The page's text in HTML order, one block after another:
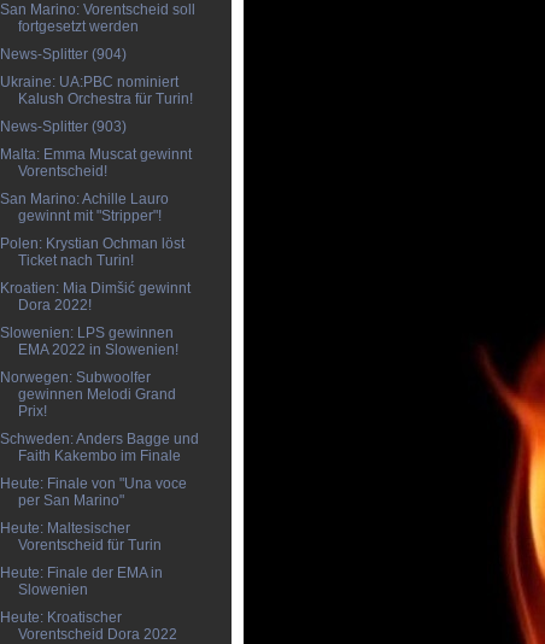
San Marino: Vorentscheid soll
fortgesetzt werden
News-Splitter (904)
Ukraine: UA:PBC nominiert
Kalush Orchestra für Turin!
News-Splitter (903)
Malta: Emma Muscat gewinnt
Vorentscheid!
San Marino: Achille Lauro
gewinnt mit "Stripper"!
Polen: Krystian Ochman löst
Ticket nach Turin!
Kroatien: Mia Dimšić gewinnt
Dora 2022!
Slowenien: LPS gewinnen
EMA 2022 in Slowenien!
Norwegen: Subwoolfer
gewinnen Melodi Grand
Prix!
Schweden: Anders Bagge und
Faith Kakembo im Finale
Heute: Finale von "Una voce
per San Marino"
Heute: Maltesischer
Vorentscheid für Turin
Heute: Finale der EMA in
Slowenien
Heute: Kroatischer
Vorentscheid Dora 2022